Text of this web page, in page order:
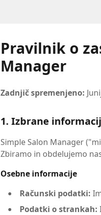
Pravilnik o
Manager
Zadnjič spremenjeno:
1. Izbrane
Simple Salon Manager
Zbiramo in obdelujemo
Osebne informacije
Računski podatki:
Podatki o strankah: